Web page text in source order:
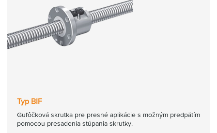
Typ BIF
Guľôčková skrutka pre presné aplikácie s možným predpätím
pomocou presadenia stúpania skrutky.